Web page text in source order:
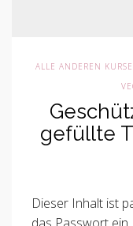
ALLE ANDEREN KURSE
gefüllte
Dieser Inhalt ist